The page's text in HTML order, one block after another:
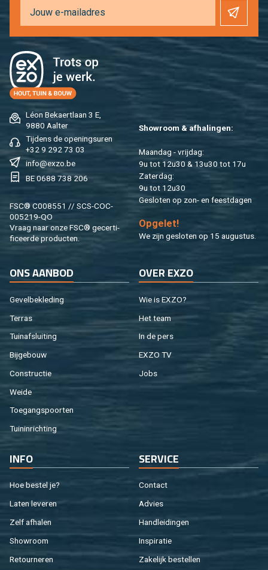
Léon Be­kaert­laan 3 E,
9880 Aal­ter
Tij­dens de ope­nings­uren
+32 9 292 73 03
info@​exzo.​be
BE 0688 738 206
FSC® C008551 // SCS-COC-
005219-QO
Vraag naar onze FSC® ge­cer­ti­
fi­ceer­de pro­duc­ten.
Show­room & af­ha­lin­gen:
Maan­dag - vrij­dag:
9u tot 12u30 & 13u30 tot 17u
Za­ter­dag:
9u tot 12u30
Ge­slo­ten op zon- en feest­da­gen
Op­ge­let!
We zijn ge­slo­ten op 15 au­gus­tus.
ONS AAN­BOD
Ge­vel­be­kle­ding
Ter­ras
Tuin­af­slui­ting
Bij­ge­bouw
Con­struc­tie
Weide
Toe­gangs­poor­ten
Tuin­in­rich­ting
OVER EXZO
Wie is EXZO?
Het team
In de pers
EXZO TV
Jobs
INFO
Hoe be­stel je?
Laten le­ve­ren
Zelf af­ha­len
Show­room
Re­tour­ne­ren
SER­VI­CE
Con­tact
Ad­vies
Hand­lei­din­gen
In­spi­ra­tie
Za­ke­lijk be­stel­len